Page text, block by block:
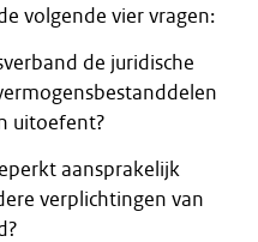
volgende vier vragen:
de juridische
uitoefent?
aansprakelijk
verplichtingen van